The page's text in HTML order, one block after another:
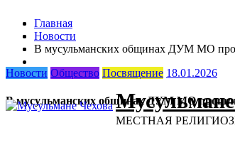
содержимому
МЕСТНАЯ
Главная
Новости
В мусульманских общинах ДУМ МО
Новости Общество Посвящение 18.01.2026
В мусульманских общинах ДУМ МО прошли